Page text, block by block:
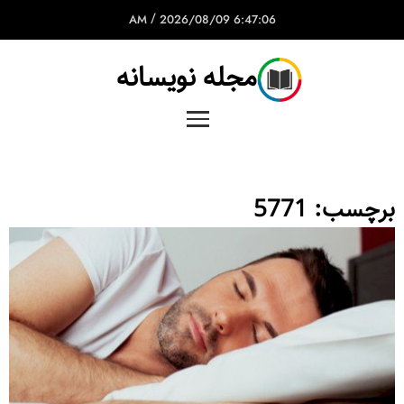
6:47:06 AM
/ 2026/08/09
مجله نویسانه
برچسب: 5771